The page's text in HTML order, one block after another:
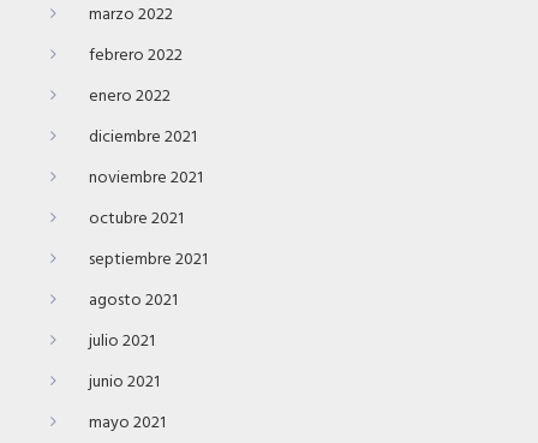
marzo 2022
febrero 2022
enero 2022
diciembre 2021
noviembre 2021
octubre 2021
septiembre 2021
agosto 2021
julio 2021
junio 2021
mayo 2021